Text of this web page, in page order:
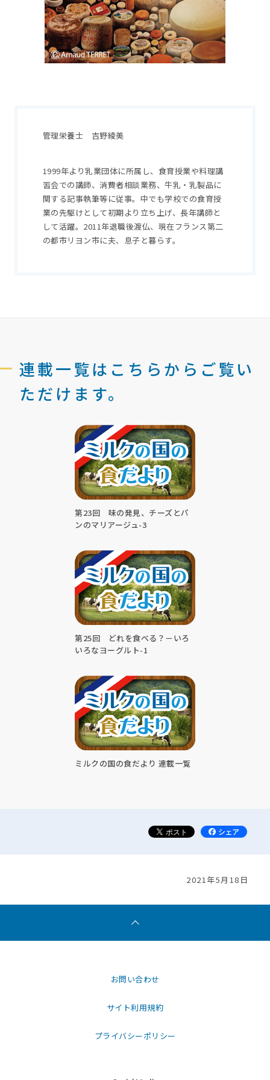
管理栄養士 吉野綾美
1999年より乳業団体に所属し、食育授業や料理講
習会での講師、消費者相談業務、牛乳・乳製品に
関する記事執筆等に従事。中でも学校での食育授
業の先駆けとして初期より立ち上げ、長年講師と
して活躍。2011年退職後渡仏、現在フランス第二
の都市リヨン市に夫、息子と暮らす。
連載一覧はこちらからご覧い
ただけます。
第23回 味の発見、チーズとパ
ンのマリアージュ-3
第25回 どれを食べる？－いろ
いろなヨーグルト-1
ミルクの国の食だより 連載一覧
2021年5月18日
お問い合わせ
サイト利用規約
プライバシーポリシー